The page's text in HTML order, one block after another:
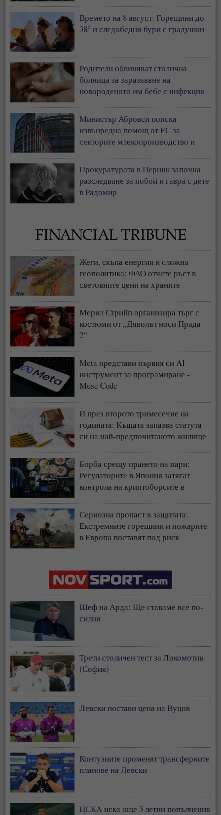
Времето на 8 август: Горещини до
38° и следобедни бури с градушки
Родители обвиняват столична
болница за заразяване на
новороденото им бебе с инфекция
Министър Абровси поиска
извънредна помощ от ЕС за
секторите млекопроизводство и
Прокуратурата в Перник започна
разследване за побой и гавра с дете
в Радомир
Жеги, скъпа енергия и сложна
геополитика: ФАО отчете ръст в
световните цени на храните
Мерил Стрийп организира търг с
костюми от „Дяволът носи Прада
2“
Meta представи първия си AI
инструмент за програмиране -
Muse Code
И през второто тримесечие на
годината: Къщата запазва статута
си на най-предпочитаното жилище
Борба срещу прането на пари:
Регулаторите в Япония затягат
контрола на криптоборсите в
Сериозна пропаст в защитата:
Екстремните горещини и пожарите
в Европа поставят под риск
Шеф на Арда: Ще ставаме все по-
силни
Трети столичен тест за Локомотив
(София)
Левски постави цена на Вуцов
Контузиите променят трансферните
планове на Левски
ЦСКА иска още 3 летни попълнения